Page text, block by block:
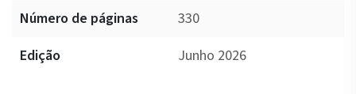
Número de páginas
330
Edição
Junho 2026